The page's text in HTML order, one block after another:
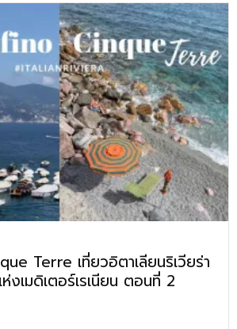
Terre เที่ยวอิตาเลียนริเวียร่า
งเมดิเตอร์เรเนียน ตอนที่ 2